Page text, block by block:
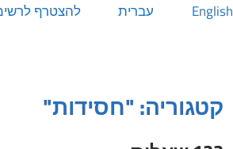
להצטרף עברית English
קטגוריה: "חסידות"